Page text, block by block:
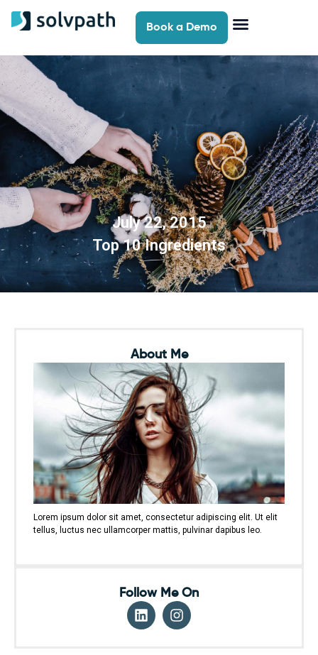
Book a Demo
July 22, 2015
Top 10 Ingredients
About Me
Lorem ipsum dolor sit amet, consectetur adipiscing elit. Ut elit
tellus, luctus nec ullamcorper mattis, pulvinar dapibus leo.
Follow Me On